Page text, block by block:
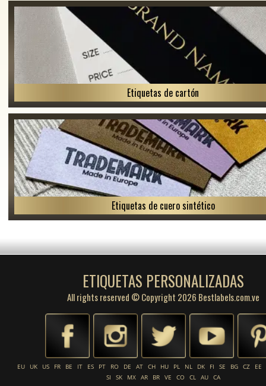
Etiquetas de cartón
Etiquetas de cuero sintético
ETIQUETAS PERSONALIZADAS
All rights reserved © Copyright 2026 Bestlabels.com.ve
EU UK US FR BE IT ES PT RO DE AT CH HU PL NL DK FI SE BG CZ
EE
SI
SK MX AR BR VE CO CL AU CA